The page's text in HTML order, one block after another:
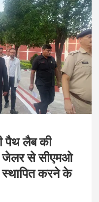
पैथ लैब की
जेलर से सीएमओ
करने के